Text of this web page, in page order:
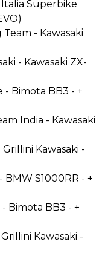
Superbike
Team - Kawasaki
- Kawasaki ZX-
- Bimota BB3 - +
India - Kawasaki
Kawasaki -
S1000RR - +
Bimota BB3 - +
Kawasaki -